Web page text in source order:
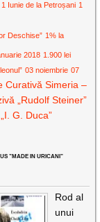
1 Iunie de la Petroșani 1
Deschise” 1% la
2018 1.900 lei
03 noiembrie 07
Curativă Simeria –
„Rudolf Steiner”
G. Duca”
”MADE IN URICANI”
Rod al
unui